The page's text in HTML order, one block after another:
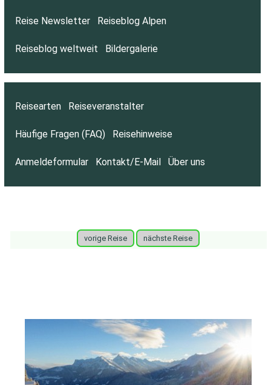
Reise Newsletter Reiseblog Alpen
Reiseblog weltweit Bildergalerie
Reisearten Reiseveranstalter
Häufige Fragen (FAQ) Reisehinweise
Anmeldeformular Kontakt/E-Mail Über uns
vorige Reise nächste Reise